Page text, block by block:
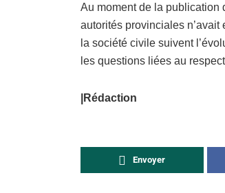
Au moment de la publication
autorités provinciales
la société civile suivent
les questions liées au
|Rédaction
Envoyer